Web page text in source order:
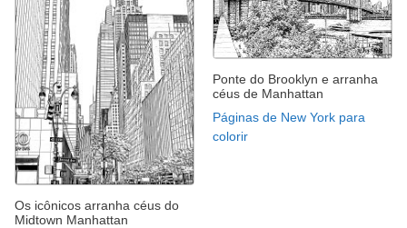
Os icônicos arranha céus do
Midtown Manhattan
Ponte do Brooklyn e arranha
céus de Manhattan
Páginas de New York para
colorir